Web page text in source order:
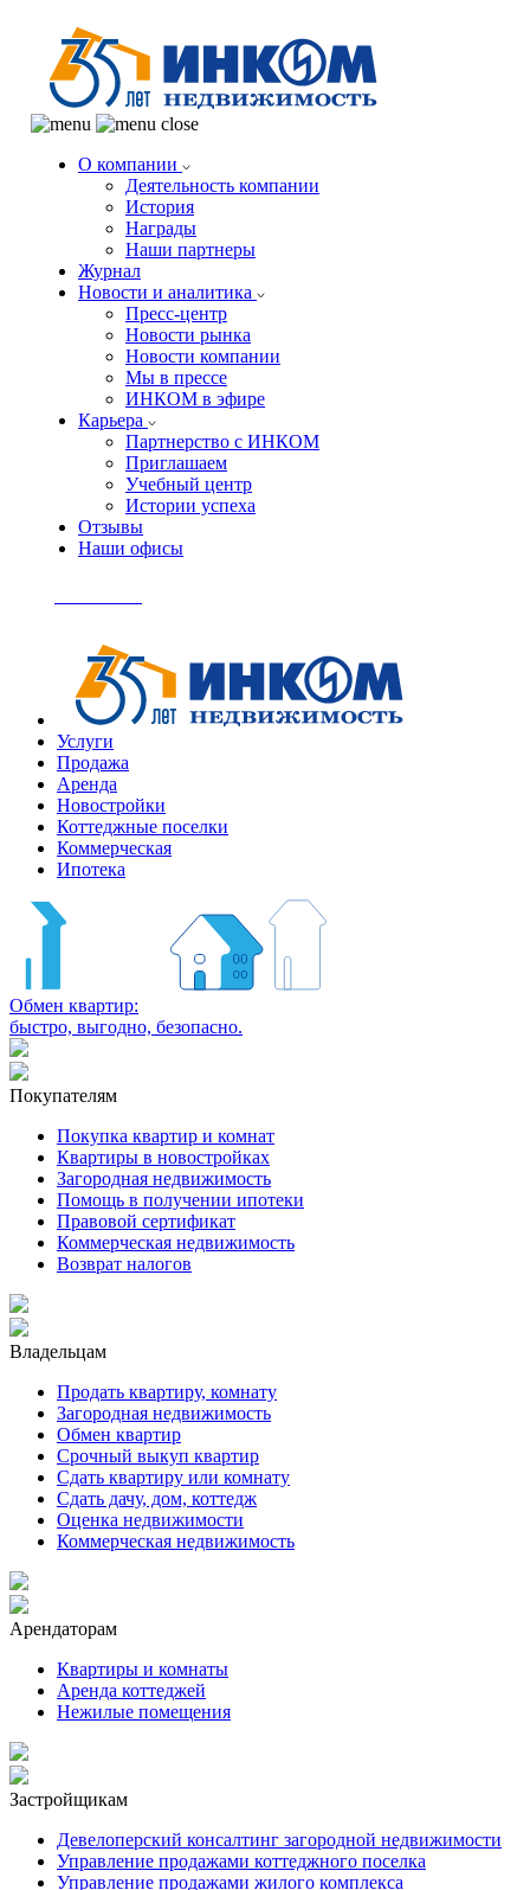
О компании
Деятельность компании
История
Награды
Наши партнеры
Журнал
Новости и аналитика
Пресс-центр
Новости рынка
Новости компании
Мы в прессе
ИНКОМ в эфире
Карьера
Партнерство с ИНКОМ
Приглашаем
Учебный центр
Истории успеха
Отзывы
Наши офисы
Услуги
Продажа
Аренда
Новостройки
Коттеджные поселки
Коммерческая
Ипотека
Обмен квартир:
быстро, выгодно, безопасно.
Покупателям
Покупка квартир и комнат
Квартиры в новостройках
Загородная недвижимость
Помощь в получении ипотеки
Правовой сертификат
Коммерческая недвижимость
Возврат налогов
Владельцам
Продать квартиру, комнату
Загородная недвижимость
Обмен квартир
Срочный выкуп квартир
Сдать квартиру или комнату
Сдать дачу, дом, коттедж
Оценка недвижимости
Коммерческая недвижимость
Арендаторам
Квартиры и комнаты
Аренда коттеджей
Нежилые помещения
Застройщикам
Девелоперский консалтинг загородной недвижимости
Управление продажами коттеджного поселка
Управление продажами жилого комплекса